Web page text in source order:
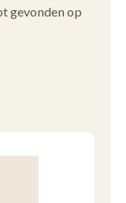
gevonden op